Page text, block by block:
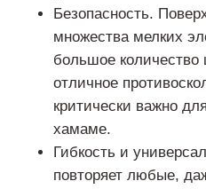
Безопасность.
множества мелких
большое количество
отличное
критически важно
хамаме.
Гибкость и
повторяет любые,